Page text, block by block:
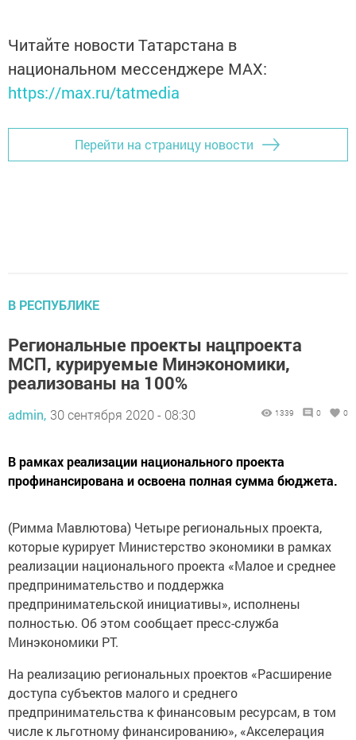
Читайте новости Татарстана в
национальном мессенджере MАХ:
https://max.ru/tatmedia
Перейти на страницу новости
В РЕСПУБЛИКЕ
Региональные проекты нацпроекта
МСП, курируемые Минэкономики,
реализованы на 100%
admin, 30 сентября 2020 - 08:30 1339 0 0
В рамках реализации национального проекта
профинансирована и освоена полная сумма бюджета.
(Римма Мавлютова) Четыре региональных проекта,
которые курирует Министерство экономики в рамках
реализации национального проекта «Малое и среднее
предпринимательство и поддержка
предпринимательской инициативы», исполнены
полностью. Об этом сообщает пресс-служба
Минэкономики РТ.
На реализацию региональных проектов «Расширение
доступа субъектов малого и среднего
предпринимательства к финансовым ресурсам, в том
числе к льготному финансированию», «Акселерация